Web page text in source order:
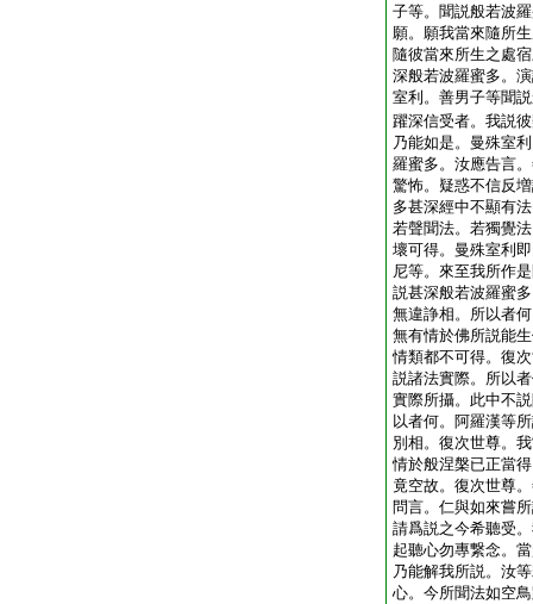
子等。聞説般若波
願。願我當來隨所
隨彼當來所生之處
深般若波羅蜜多。
室利。善男子等聞
躍深信受者。我説
乃能如是。曼殊室
羅蜜多。汝應告言
驚怖。疑惑不信反
多甚深經中不顯有
若聲聞法。若獨覺
壞可得。曼殊室利
尼等。來至我所作
説甚深般若波羅蜜
無違諍相。所以者
無有情於佛所説能
情類都不可得。復
説諸法實際。所以
實際所攝。此中不
以者何。阿羅漢等
別相。復次世尊。
情於般涅槃已正當
竟空故。復次世尊
問言。仁與如來嘗
請爲説之今希聽受
起聽心勿專繋念。
乃能解我所説。汝
心。今所聞法如空